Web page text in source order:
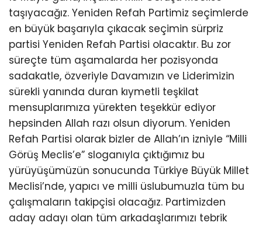
taşıyacağız. Yeniden Refah Partimiz seçimlerde
en büyük başarıyla çıkacak seçimin sürpriz
partisi Yeniden Refah Partisi olacaktır. Bu zor
süreçte tüm aşamalarda her pozisyonda
sadakatle, özveriyle Davamızın ve Liderimizin
sürekli yanında duran kıymetli teşkilat
mensuplarımıza yürekten teşekkür ediyor
hepsinden Allah razı olsun diyorum. Yeniden
Refah Partisi olarak bizler de Allah’ın izniyle “Milli
Görüş Meclis’e” sloganıyla çıktığımız bu
yürüyüşümüzün sonucunda Türkiye Büyük Millet
Meclisi’nde, yapıcı ve milli üslubumuzla tüm bu
çalışmaların takipçisi olacağız. Partimizden
aday adayı olan tüm arkadaşlarımızı tebrik